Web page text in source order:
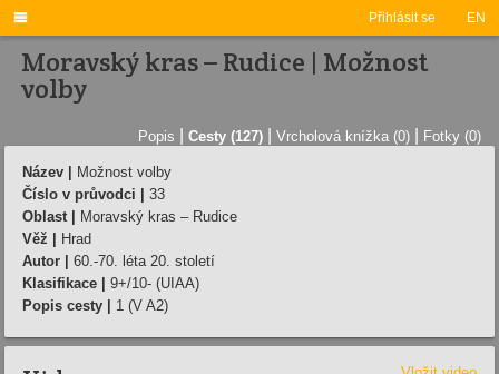
Přihlásit se EN

Moravský kras – Rudice | Možnost
volby
Popis Cesty (127) Vrcholová knížka (0) Fotky (0)
Název |
Možnost volby
Číslo v průvodci |
33
Oblast |
Moravský kras – Rudice
Věž |
Hrad
Autor |
60.-70. léta 20. století
Klasifikace |
9+/10- (UIAA)
Popis cesty |
1 (V A2)